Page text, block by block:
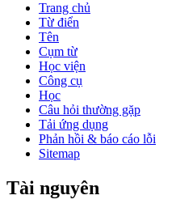
Trang chủ
Từ điển
Tên
Cụm từ
Học viện
Công cụ
Học
Câu hỏi thường gặp
Tải ứng dụng
Phản hồi & báo cáo lỗi
Sitemap
Tài nguyên